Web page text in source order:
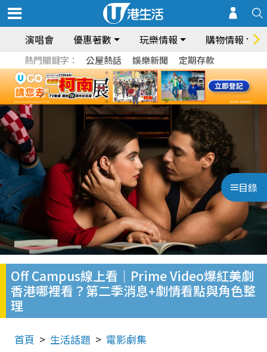
演唱會 優惠著數 玩樂情報 購物情報
熱門關鍵字： 公屋熱話 娛樂新聞 定期存款
目錄
Off Campus線上看｜Prime Video爆紅美劇
香港哪裡看？第二季消息+劇情看點與角色整
理
首頁 生活話題 電影劇集